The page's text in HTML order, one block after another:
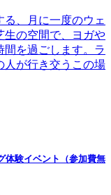
、月に一度のウェ
生の空間で、ヨガや
間を過ごします。ラ
人が行き交うこの場
体験イベント（参加費無